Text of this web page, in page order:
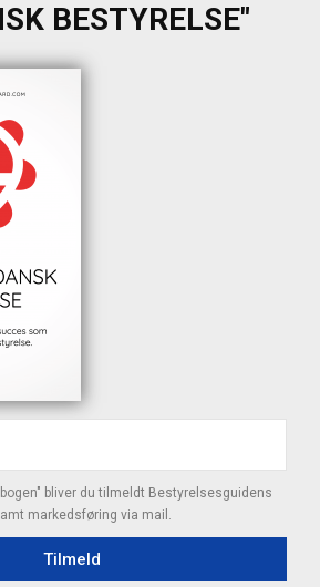
BESTYRELSE"
bliver du tilmeldt Bestyrelsesguidens
markedsføring via mail.
Tilmeld